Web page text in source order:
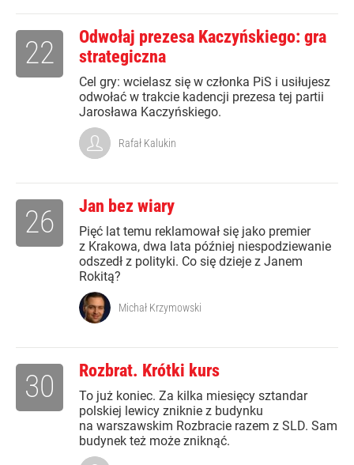
Odwołaj prezesa Kaczyńskiego: gra
strategiczna
Cel gry: wcielasz się w członka PiS i usiłujesz
odwołać w trakcie kadencji prezesa tej partii
Jarosława Kaczyńskiego.
22
Rafał Kalukin
Jan bez wiary
Pięć lat temu reklamował się jako premier
z Krakowa, dwa lata później niespodziewanie
odszedł z polityki. Co się dzieje z Janem
Rokitą?
26
Michał Krzymowski
Rozbrat. Krótki kurs
To już koniec. Za kilka miesięcy sztandar
polskiej lewicy zniknie z budynku
na warszawskim Rozbracie razem z SLD. Sam
budynek też może zniknąć.
30